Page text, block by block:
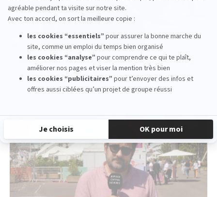
PLAY
#EFAPCANNES - Stage RP -
Conférences de presse
voir la vidéo